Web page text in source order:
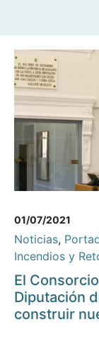
01/07/2021
Noticias,
Incendios y
El
Diputación
construir